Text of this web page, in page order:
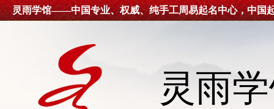
灵雨学馆——中国专业、权威、纯手工周易起名中心，中国
灵雨